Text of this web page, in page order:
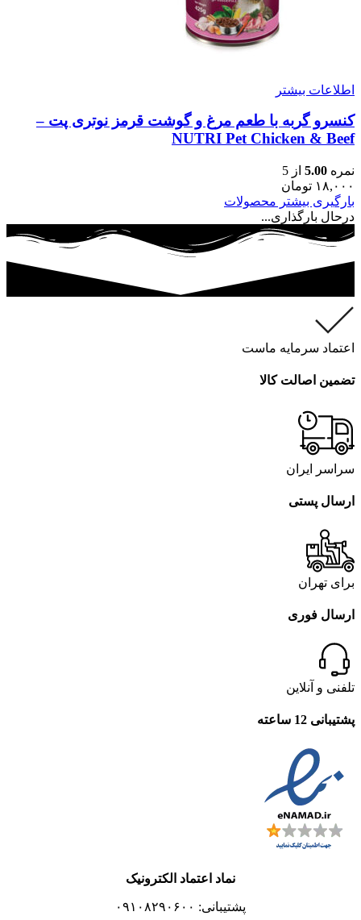
اطلاعات بیشتر
کنسرو گربه با طعم مرغ و گوشت قرمز نوتری پت –
NUTRI Pet Chicken & Beef
نمره 5.00 از 5
۱۸,۰۰۰ تومان
بارگیری بیشتر محصولات
درحال بارگذاری...
اعتماد سرمایه ماست
تضمین اصالت کالا
سراسر ایران
ارسال پستی
برای تهران
ارسال فوری
تلفنی و آنلاین
پشتیبانی 12 ساعته
نماد اعتماد الکترونیک
پشتیبانی: ۰۹۱۰۸۲۹۰۶۰۰